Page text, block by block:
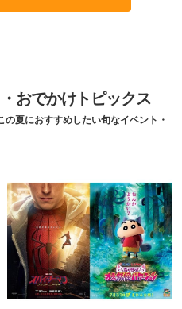
おでかけトピックス
夏におすすめしたい旬なイベント・